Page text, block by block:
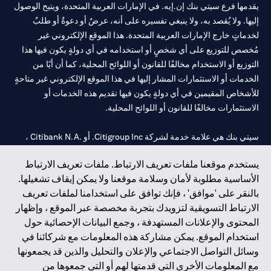
يستخدم موقعنا ملفات تعريف الارتباط. ملفات تعريف الارتباط
الأساسية مطلوبة لأمان وسلامة موقعنا ولا يمكن إيقاف تشغيلها.
بالنقر على 'موافق' ، فإنك توافق على استخدامنا لملفات تعريف
الارتباط التسويقية لتزويدك بتجربة مخصصة عبر الموقع ، وإظهار
المحتوى والإعلانات المستهدفة ، وجمع البيانات الإحصائية حول
استخدام الموقع. يمكن مشاركة هذه المعلومات مع شركائنا في
وسائل التواصل الاجتماعي والإعلان والتحليل والذين قد يجمعونها
مع المعلومات الأخرى التي قدمتها لهم أو التي جمعوها من
يقدمها فرع سيتي بنك إن.إيه. في الإمارات العربية المتحدة، ويتيح الوصول
إليها. ولا يُقصد به، ولا ينبغي تفسيره على أنه، عرضٌ أو دعوةٌ أو طلبٌ
لخدماتٍ خارج الإمارات العربية المتحدة. هذا الموقع الإلكتروني غير
مُخصص للتوزيع على أي شخصٍ أو استخدامه في أي دولةٍ يكون فيها هذا
التوزيع أو الاستخدام مخالفًا للقانون أو اللوائح المحلية، كما أن أيًا من
الخدمات أو الاستثمارات المشار إليها في هذا الموقع الإلكتروني غير متاحةٍ
للأشخاص المقيمين في أي دولةٍ يكون فيها تقديم هذه الخدمات أو
الاستثمارات مخالفًا للقانون أو اللوائح المحلية.
سيتي بنك هي علامة خدمة لشركة Citigroup Inc. أو .Citibank N.A ،
سيتي بنك إن. إيه. الإمارات مسجل لدى مصرف الإمارات المركزي تحت
أرقام التراخيص 202563 لفرع الوصل في دبي، 531989 لفرع مول
الإمارات في دبي، و CN-1002019 لفرع أبوظبي. هاتف: 4000 311 04.
فرع سيتي بنك إن إيه - الإمارات العربية المتحدة مرخص من مصرف
الإمارات العربية المتحدة المركزي كفرع لبنك أجنبي.
سيتي بنك إن إيه الإمارات العربية المتحدة مرخص من هيئة الأوراق المالية
والسلع في الإمارات العربية المتحدة ("SCA") للقيام بالنشاط المالي لـ أ)